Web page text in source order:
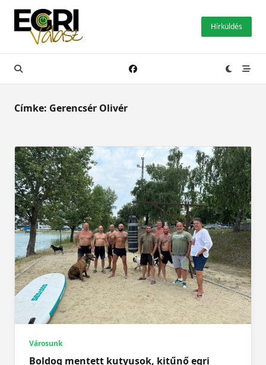
Skip
content
Hírküldés
Címke: Gerencsér Olivér
Városunk
Boldog mentett kutyusok, kitűnő egri